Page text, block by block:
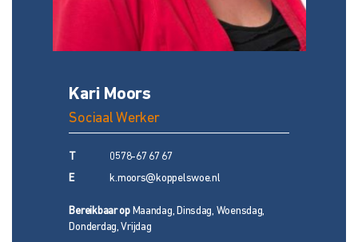
Kari Moors
Sociaal Werker
0578-67 67 67
E k.moors@koppelswoe.nl
Bereikbaar opMaandag, Dinsdag, Woensdag,
Donderdag, Vrijdag